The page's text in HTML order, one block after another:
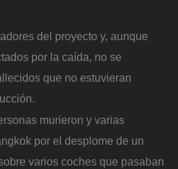
del proyecto y, aunque
por la caída, no se
que no estuvieran
murieron y varias
por el desplome de un
varios coches que pasaban